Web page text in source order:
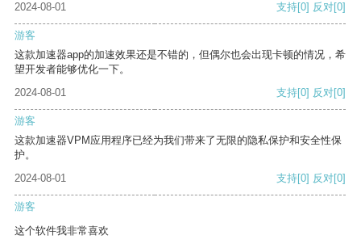
2024-08-01
支持[0] 反对[0]
游客
这款加速器app的加速效果还是不错的，但偶尔也会出现卡顿的情况，希
望开发者能够优化一下。
2024-08-01
支持[0] 反对[0]
游客
这款加速器VPM应用程序已经为我们带来了无限的隐私保护和安全性保
护。
2024-08-01
支持[0] 反对[0]
游客
这个软件我非常喜欢